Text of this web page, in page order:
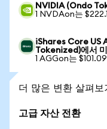
NVIDIA (Ondo
1 NVDAon는
iShares Core US
Tokenized)에서 미
1 AGGon는
더 많은 변환 살펴보
고급 자산 전환